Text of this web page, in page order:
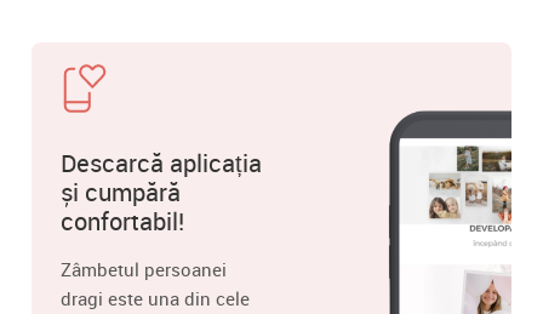
Descarcă aplicația
și cumpără
confortabil!
Zâmbetul persoanei
dragi este una din cele